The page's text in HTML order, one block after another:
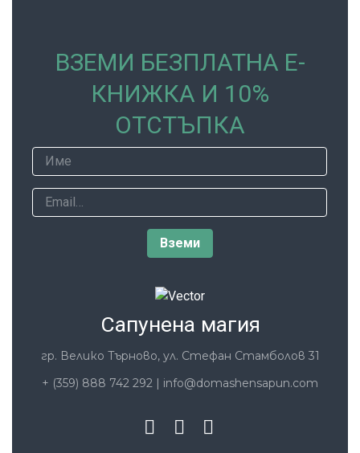
ВЗЕМИ БЕЗПЛАТНА Е-
КНИЖКА И 10%
ОТСТЪПКА
Сапунена магия
гр. Велико Търново, ул. Стефан Стамболов 31
+ (359) 888 742 292 | info@domashensapun.com